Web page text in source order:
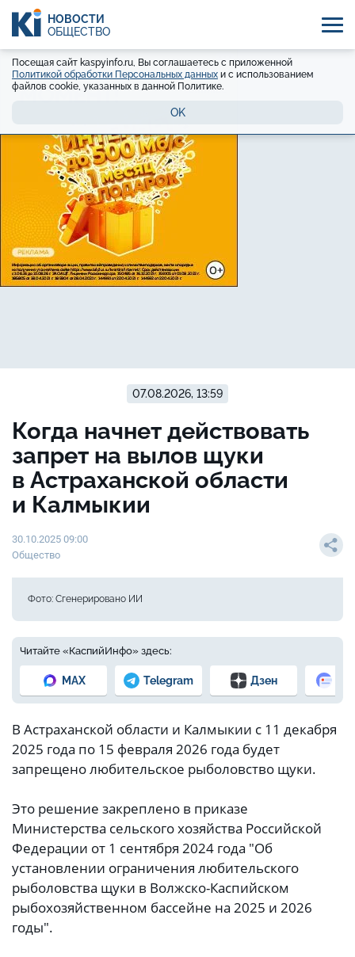
НОВОСТИ
ОБЩЕСТВО
Посещая сайт kaspyinfo.ru, Вы соглашаетесь с приложенной
Политикой обработки Персональных данных и с использованием
файлов cookie, указанных в данной Политике.
OK
07.08.2026, 13:59
Когда начнет действовать
запрет на вылов щуки
в Астраханской области
и Калмыкии
30.10.2025 09:00
Общество
Фото: Сгенерировано ИИ
Читайте «КаспийИнфо» здесь:
MAX Telegram Дзен
В Астраханской области и Калмыкии с 11 декабря
2025 года по 15 февраля 2026 года будет
запрещено любительское рыболовство щуки.
Это решение закреплено в приказе
Министерства сельского хозяйства Российской
Федерации от 1 сентября 2024 года "Об
установлении ограничения любительского
рыболовства щуки в Волжско-Каспийском
рыбохозяйственном бассейне на 2025 и 2026
годы".